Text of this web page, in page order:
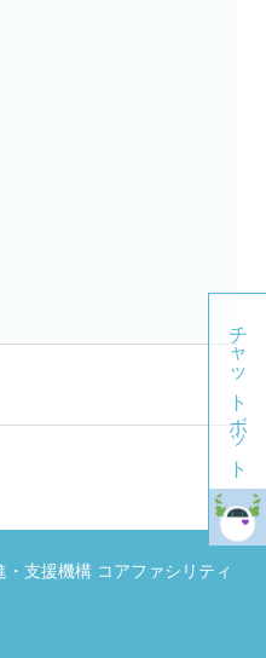
チャットボット
支援機構 コアファシリティ